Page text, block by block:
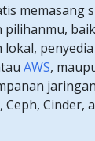
memasang
pilihanmu,
lokal,
AWS,
Ceph, Cinder,